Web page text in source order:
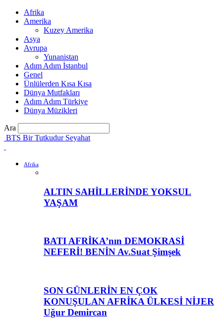
Afrika
Amerika
Kuzey Amerika
Asya
Avrupa
Yunanistan
Adım Adım İstanbul
Genel
Ünlülerden Kısa Kısa
Dünya Mutfakları
Adım Adım Türkiye
Dünya Müzikleri
Ara
BTS Bir Tutkudur Seyahat
Afrika
ALTIN SAHİLLERİNDE YOKSUL
YAŞAM
BATI AFRİKA’nın DEMOKRASİ
NEFERİ! BENİN Av.Suat Şimşek
SON GÜNLERİN EN ÇOK
KONUŞULAN AFRİKA ÜLKESİ NİJER
Uğur Demircan